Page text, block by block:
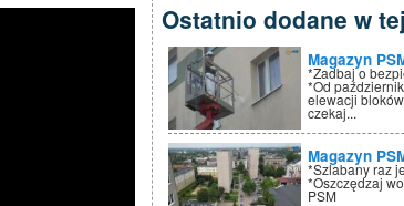
Ostatnio dodane w
Magazyn
*Zadbaj o
*Od
elewacji
czekaj...
Magazyn
*Szlabany raz
*Oszczędzaj
PSM